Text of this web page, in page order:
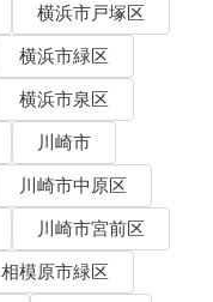
横浜市戸塚区
横浜市緑区
横浜市泉区
川崎市
川崎市中原区
川崎市宮前区
相模原市緑区